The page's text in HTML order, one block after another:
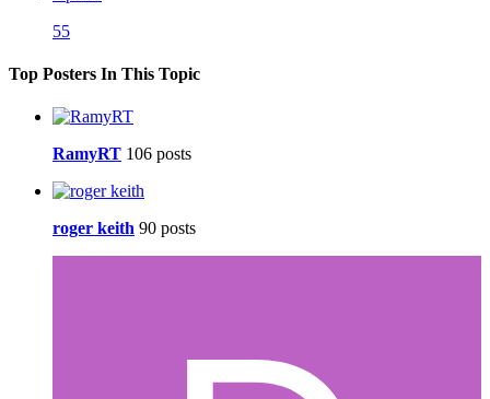
55
Top Posters In This Topic
RamyRT 106 posts
roger keith 90 posts